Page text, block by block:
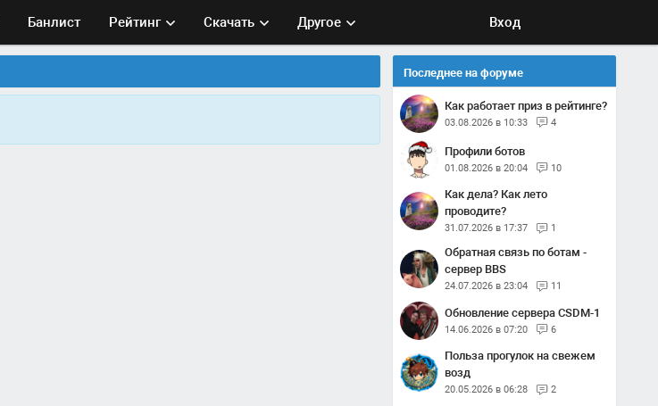
Банлист Рейтинг Скачать Другое Вход
Последнее на форуме
Как работает приз в рейтинге?
03.08.2026 в 10:33 4
Профили ботов
01.08.2026 в 20:04 10
Как дела? Как лето
проводите?
31.07.2026 в 17:37 1
Обратная связь по ботам -
сервер BBS
24.07.2026 в 23:04 11
Обновление сервера CSDM-1
14.06.2026 в 07:20 6
Польза прогулок на свежем
возд
20.05.2026 в 06:28 2